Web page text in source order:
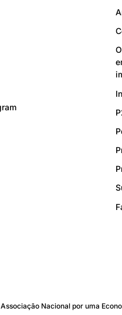
Associação Nacional por uma